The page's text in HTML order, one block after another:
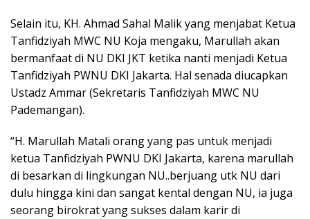
Selain itu, KH. Ahmad Sahal Malik yang menjabat Ketua
Tanfidziyah MWC NU Koja mengaku, Marullah akan
bermanfaat di NU DKI JKT ketika nanti menjadi Ketua
Tanfidziyah PWNU DKI Jakarta. Hal senada diucapkan
Ustadz Ammar (Sekretaris Tanfidziyah MWC NU
Pademangan).
“H. Marullah Matali orang yang pas untuk menjadi
ketua Tanfidziyah PWNU DKI Jakarta, karena marullah
di besarkan di lingkungan NU..berjuang utk NU dari
dulu hingga kini dan sangat kental dengan NU, ia juga
seorang birokrat yang sukses dalam karir di